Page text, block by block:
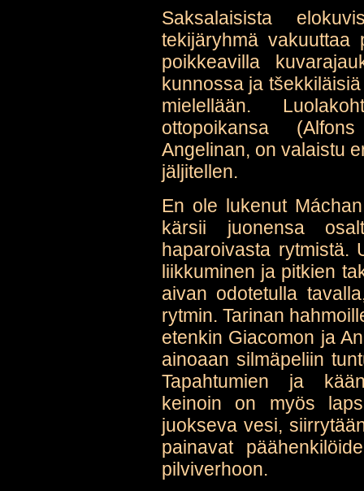
Saksalaisista
tekijäryhmä vakuuttaa
poikkeavilla
kunnossa ja
mielellään.
ottopoikansa
Angelinan, on valaistu
jäljitellen.
En ole lukenut
kärsii juonensa
haparoivasta rytmistä.
liikkuminen ja pitkien
aivan odotetulla
rytmin. Tarinan
etenkin Giacomon ja
ainoaan silmäpeliin
Tapahtumien ja
keinoin on myös
juokseva vesi,
painavat
pilviverhoon.